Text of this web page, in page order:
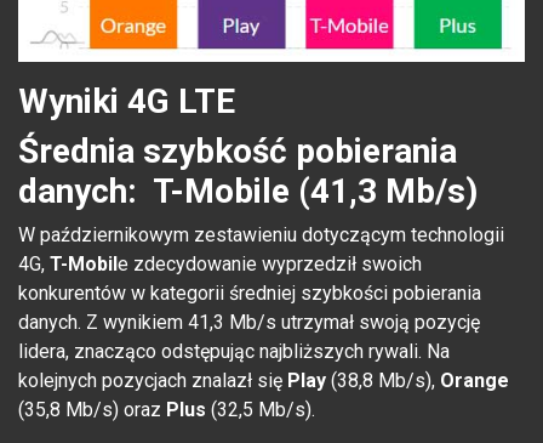
Wyniki 4G LTE
Średnia szybkość pobierania
danych: T-Mobile (41,3 Mb/s)
W październikowym zestawieniu dotyczącym technologii
4G, T-Mobile zdecydowanie wyprzedził swoich
konkurentów w kategorii średniej szybkości pobierania
danych. Z wynikiem 41,3 Mb/s utrzymał swoją pozycję
lidera, znacząco odstępując najbliższych rywali. Na
kolejnych pozycjach znalazł się Play (38,8 Mb/s), Orange
(35,8 Mb/s) oraz Plus (32,5 Mb/s).